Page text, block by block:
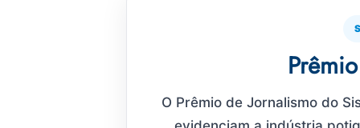
O Prêmio de Jornalismo do